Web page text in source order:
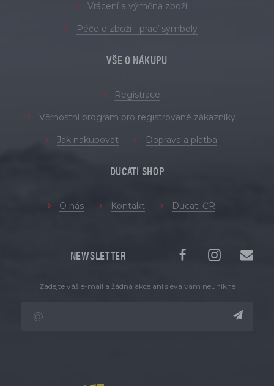
Vrácení a výměna zboží
Péče o zboží - prací symboly
VŠE O NÁKUPU
Registrace
Věrnostní program pro registrované zákazníky
Jak nakupovat Doprava a platba
DUCATI SHOP
O nás Kontakt Ducati ČR
NEWSLETTER
Zadejte váš e-mail a žádná akce ani sleva vám neunikne